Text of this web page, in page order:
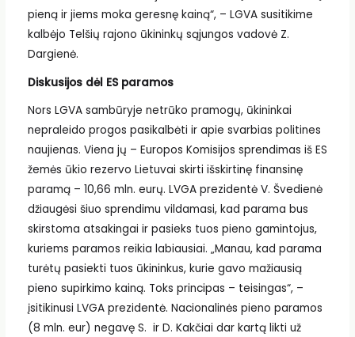
pieną ir jiems moka geresnę kainą“, – LGVA susitikime
kalbėjo Telšių rajono ūkininkų sąjungos vadovė Z.
Dargienė.
Diskusijos dėl ES paramos
Nors LGVA sambūryje netrūko pramogų, ūkininkai
nepraleido progos pasikalbėti ir apie svarbias politines
naujienas. Viena jų – Europos Komisijos sprendimas iš ES
žemės ūkio rezervo Lietuvai skirti išskirtinę finansinę
paramą – 10,66 mln. eurų. LVGA prezidentė V. Švedienė
džiaugėsi šiuo sprendimu vildamasi, kad parama bus
skirstoma atsakingai ir pasieks tuos pieno gamintojus,
kuriems paramos reikia labiausiai. „Manau, kad parama
turėtų pasiekti tuos ūkininkus, kurie gavo mažiausią
pieno supirkimo kainą. Toks principas – teisingas“, –
įsitikinusi LVGA prezidentė. Nacionalinės pieno paramos
(8 mln. eur) negavę S. ir D. Kakčiai dar kartą likti už